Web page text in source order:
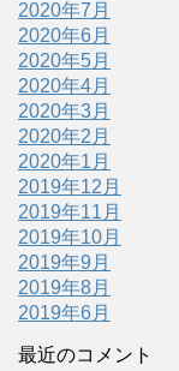
2020年7月
2020年6月
2020年5月
2020年4月
2020年3月
2020年2月
2020年1月
2019年12月
2019年11月
2019年10月
2019年9月
2019年8月
2019年6月
最近のコメント